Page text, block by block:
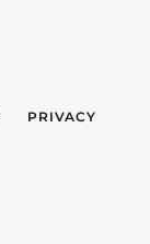
PRIVACY